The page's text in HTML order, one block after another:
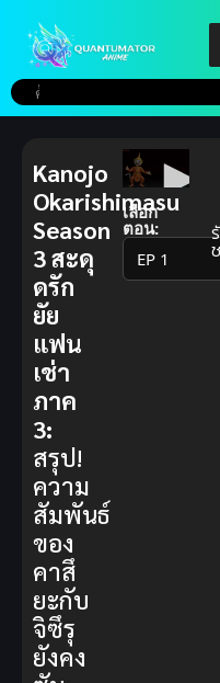
เลือก
ตอน:
Kanojo
Okarishimasu
Season
3 สะดุ
ดรัก
ยัย
แฟน
เช่า
ภาค
3:
สรุป!
ความ
สัมพันธ์
ของ
คาสึ
ยะกับ
จิซึรุ
ยังคง